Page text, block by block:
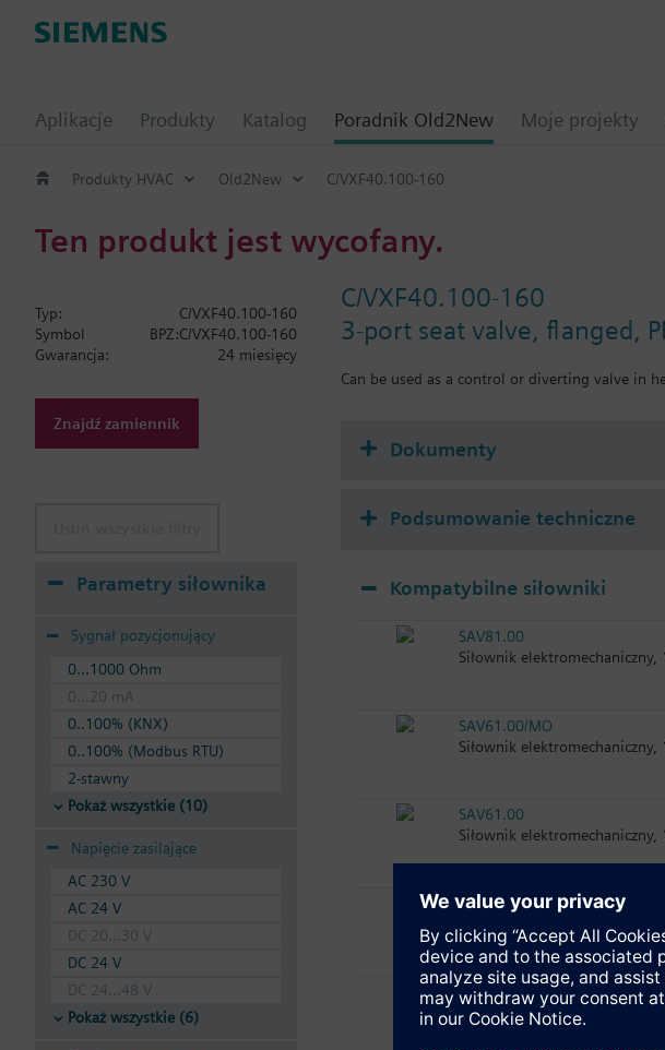
Aplikacje Produkty Katalog Poradnik Old2New Moje projekty
Produkty HVAC Old2New C/VXF40.100-160
Ten produkt jest wycofany.
C/VXF40.100-160
3-port seat valve, flanged,
Can be used as a control or diverting valve in
Typ:
C/VXF40.100-160
Symbol
BPZ:C/VXF40.100-160
Gwarancja:
24 miesięcy
Znajdź zamiennik
Parametry siłownika
Sygnał pozycjonujący
0...1000 Ohm
0...20 mA
0..100% (KNX)
0..100% (Modbus RTU)
2-stawny
Pokaż wszystkie (10)
Napięcie zasilające
AC 230 V
AC 24 V
DC 20...30 V
DC 24 V
DC 24...48 V
Pokaż wszystkie (6)
Dokumenty
Podsumowanie techniczne
Kompatybilne siłowniki
SAV81.00
Siłownik
SAV61.00/MO
Siłownik
SAV61.00
Siłownik
SAV61.00/HR
Siłownik
1600 N, skok 40 mm, 24 V
SAV31.00
Siłownik elektromechaniczny,